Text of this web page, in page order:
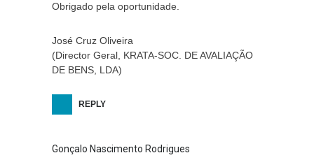
Obrigado pela oportunidade.
José Cruz Oliveira
(Director Geral, KRATA-SOC. DE AVALIAÇÃO
DE BENS, LDA)
REPLY
Gonçalo Nascimento Rodrigues